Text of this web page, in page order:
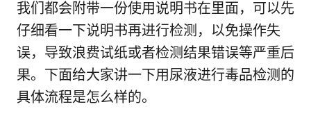
我们都会附带一份使用说明书在里面，可以先
仔细看一下说明书再进行检测，以免操作失
误，导致浪费试纸或者检测结果错误等严重后
果。下面给大家讲一下用尿液进行毒品检测的
具体流程是怎么样的。